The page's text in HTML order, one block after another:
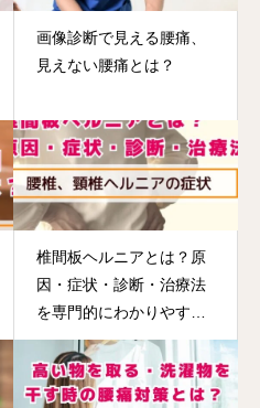
画像診断で見える腰痛、
見えない腰痛とは？
椎間板ヘルニアとは？原
因・症状・診断・治療法
を専門的にわかりやすく
解説